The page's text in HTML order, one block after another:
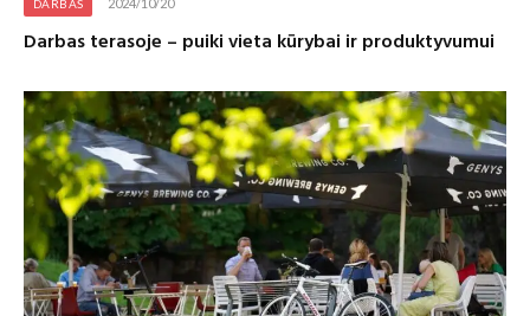
DARBAS 2024/10/20
Darbas terasoje – puiki vieta kūrybai ir produktyvumui